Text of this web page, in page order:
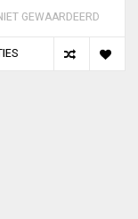
GEWAARDEERD